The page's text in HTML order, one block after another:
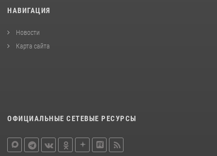
НАВИГАЦИЯ
Новости
Карта сайта
ОФИЦИАЛЬНЫЕ СЕТЕВЫЕ РЕСУРСЫ